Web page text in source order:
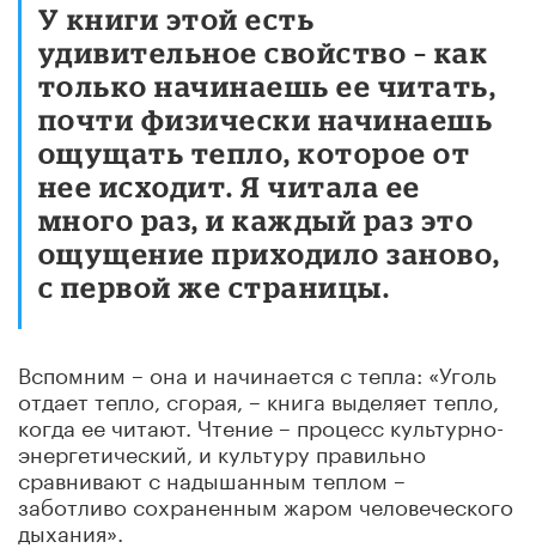
У книги этой есть
удивительное свойство – как
только начинаешь ее читать,
почти физически начинаешь
ощущать тепло, которое от
нее исходит. Я читала ее
много раз, и каждый раз это
ощущение приходило заново,
с первой же страницы.
Вспомним – она и начинается с тепла: «Уголь
отдает тепло, сгорая, – книга выделяет тепло,
когда ее читают. Чтение – процесс культурно-
энергетический, и культуру правильно
сравнивают с надышанным теплом –
заботливо сохраненным жаром человеческого
дыхания».